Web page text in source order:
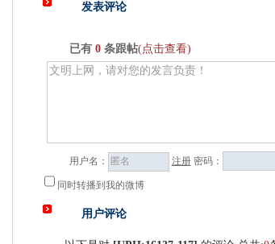
发表评论
已有 0条跟帖(点击查看)
用户名： 注册密码：
同时转播到我的微博
用户评论